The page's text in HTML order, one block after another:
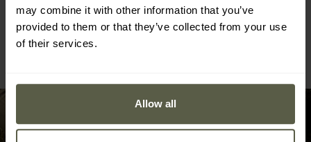
may combine it with other information that you’ve
provided to them or that they’ve collected from your use
of their services.
Allow all
ZOBRAZIT VŠECHNY PRODUKTY FINAL SALE